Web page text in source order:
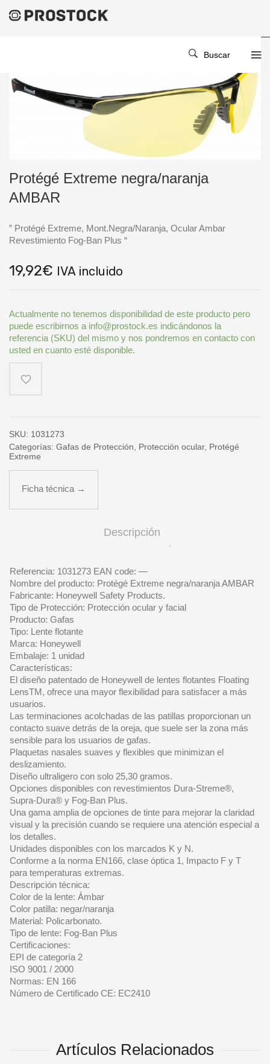
Buscar
Protégé Extreme negra/naranja
AMBAR
” Protégé Extreme, Mont.Negra/Naranja, Ocular Ambar
Revestimiento Fog-Ban Plus “
19,92€ IVA incluido
Actualmente no tenemos disponibilidad de este producto pero
puede escribirnos a info@prostock.es indicándonos la
referencia (SKU) del mismo y nos pondremos en contacto con
usted en cuanto esté disponible.
SKU: 1031273
Categorías: Gafas de Protección Protección ocular, Protégé
Extreme
Ficha técnica →
Descripción
Referencia: 1031273 EAN code: —
Nombre del producto: Protégé Extreme negra/naranja AMBAR
Fabricante: Honeywell Safety Products.
Tipo de Protección: Protección ocular y facial
Producto: Gafas
Tipo: Lente flotante
Marca: Honeywell
Embalaje: 1 unidad
Características:
El diseño patentado de Honeywell de lentes flotantes Floating
LensTM, ofrece una mayor flexibilidad para satisfacer a más
usuarios.
Las terminaciones acolchadas de las patillas proporcionan un
contacto suave detrás de la oreja, que suele ser la zona más
sensible para los usuarios de gafas.
Plaquetas nasales suaves y flexibles que minimizan el
deslizamiento.
Diseño ultraligero con solo 25,30 gramos.
Opciones disponibles con revestimientos Dura-Streme®,
Supra-Dura® y Fog-Ban Plus.
Una gama amplia de opciones de tinte para mejorar la claridad
visual y la precisión cuando se requiere una atención especial a
los detalles.
Unidades disponibles con los marcados K y N.
Conforme a la norma EN166, clase óptica 1, Impacto F y T
para temperaturas extremas.
Descripción técnica:
Color de la lente: Ámbar
Color patilla: negar/naranja
Material: Policarbonato.
Tipo de lente: Fog-Ban Plus
Certificaciones:
EPI de categoría 2
ISO 9001 / 2000
Normas: EN 166
Número de Certificado CE: EC2410
Artículos Relacionados